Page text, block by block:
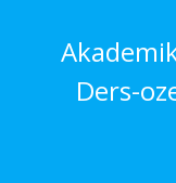
Ders-